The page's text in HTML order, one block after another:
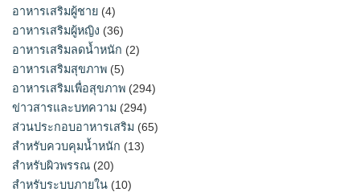
อาหารเสริมผู้ชาย (4)
อาหารเสริมผู้หญิง (36)
อาหารเสริมลดน้ำหนัก (2)
อาหารเสริมสุขภาพ (5)
อาหารเสริมเพื่อสุขภาพ (294)
ข่าวสารและบทความ (294)
ส่วนประกอบอาหารเสริม (65)
สำหรับควบคุมน้ำหนัก (13)
สำหรับผิวพรรณ (20)
สำหรับระบบภายใน (10)